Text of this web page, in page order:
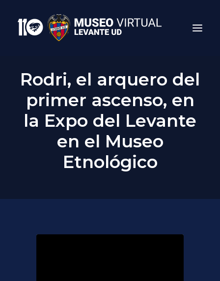
Search
Rodri, el arquero del
primer ascenso, en
la Expo del Levante
en el Museo
Etnológico